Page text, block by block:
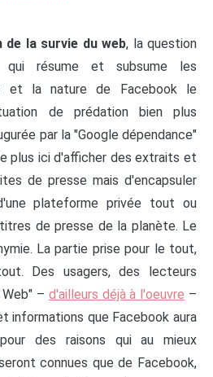
de la survie du web, la question
qui résume et subsume les
et la nature de Facebook le
de prédation bien plus
par la "Google dépendance"
plus ici d'afficher des extraits et
de presse mais d'encapsuler
plateforme privée tout ou
de presse de la planète. Le
La partie prise pour le tout,
Des usagers, des lecteurs
– d'ailleurs déjà à l'oeuvre –
informations que Facebook aura
des raisons qui au mieux
connues que de Facebook,